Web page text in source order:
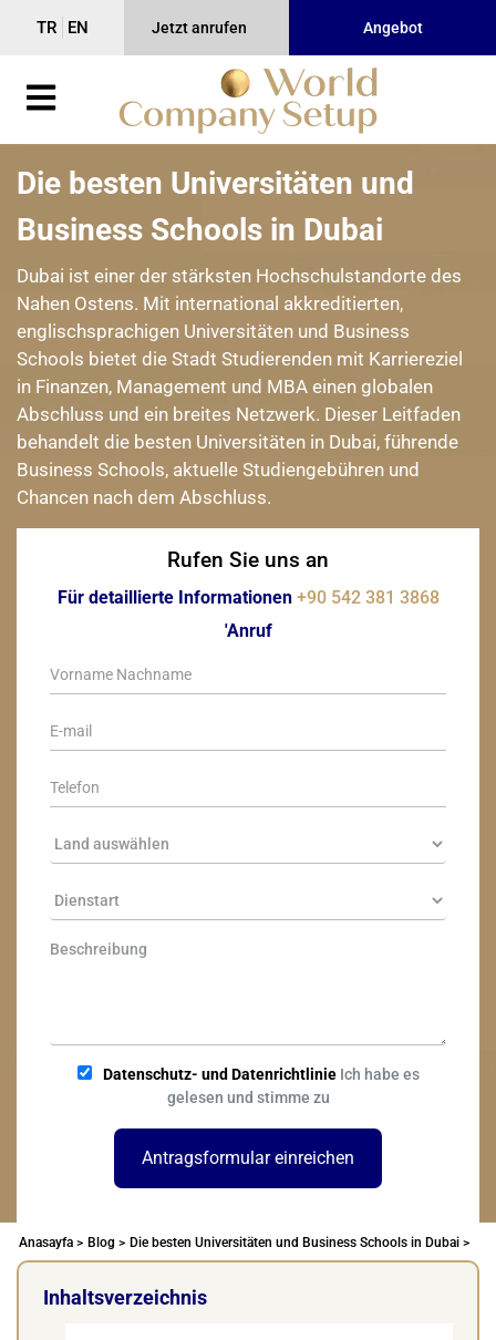
TR EN Jetzt anrufen Angebot
Die besten Universitäten und
Business Schools in Dubai
Dubai ist einer der stärksten Hochschulstandorte des
Nahen Ostens. Mit international akkreditierten,
englischsprachigen Universitäten und Business
Schools bietet die Stadt Studierenden mit Karriereziel
in Finanzen, Management und MBA einen globalen
Abschluss und ein breites Netzwerk. Dieser Leitfaden
behandelt die besten Universitäten in Dubai, führende
Business Schools, aktuelle Studiengebühren und
Chancen nach dem Abschluss.
Rufen Sie uns an
Für detaillierte Informationen +90 542 381 3868
'Anruf
Datenschutz- und DatenrichtlinieIch habe es
gelesen und stimme zu
Antragsformular einreichen
Anasayfa > Blog > Die besten Universitäten und Business Schools in Dubai >
Inhaltsverzeichnis